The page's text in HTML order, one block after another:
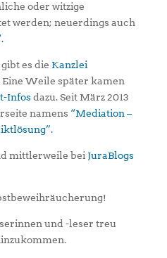
oder witzige
werden; neuerdings auch
es die Kanzlei
Eine Weile später kamen
Infosdazu. Seit März 2013
namens “Mediation –
mittlerweile bei JuraBlogs
und -leser treu